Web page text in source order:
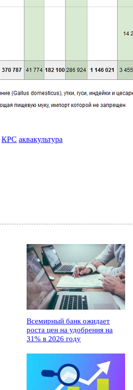
КРС аквакультура
Всемирный банк ожидает
роста цен на удобрения на
31% в 2026 году